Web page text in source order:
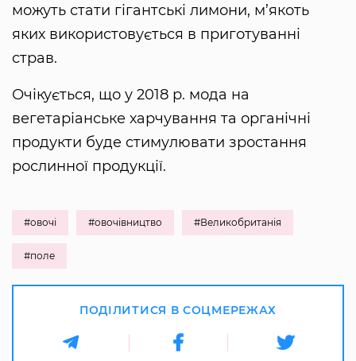
можуть стати гігантські лимони, м’якоть
яких використовується в приготуванні
страв.
Очікується, що у 2018 р. мода на
вегетаріанське харчування та органічні
продукти буде стимулювати зростання
рослинної продукції.
#овочі #овочівництво #Великобританія
#поле
ПОДІЛИТИСЯ В СОЦМЕРЕЖАХ